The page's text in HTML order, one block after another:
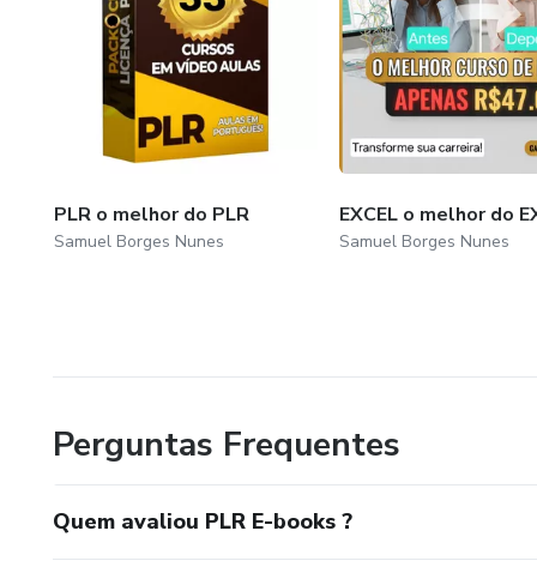
PLR o melhor do PLR
Samuel Borges Nunes
EXCEL o melhor do
Samuel Borges Nunes
Perguntas Frequentes
Quem avaliou PLR E-books ?